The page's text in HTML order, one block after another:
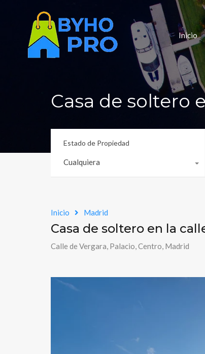
Inicio
Casa de soltero
Estado de Propiedad
Cualquiera
Inicio Madrid
Casa de soltero en la
Calle de Vergara, Palacio, Centro, Madrid